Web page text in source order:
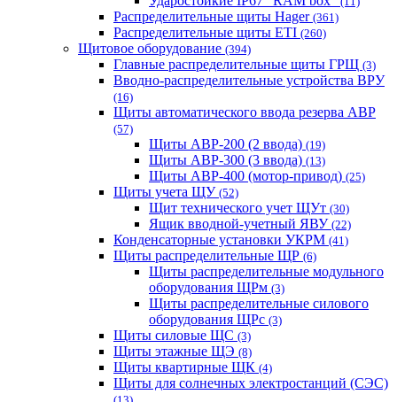
Распределительные щиты Hager (361)
Распределительные щиты ETI (260)
Щитовое оборудование (394)
Главные распределительные щиты ГРЩ (3)
Вводно-распределительные устройства ВРУ
(16)
Щиты автоматического ввода резерва АВР
(57)
Щиты АВР-200 (2 ввода) (19)
Щиты АВР-300 (3 ввода) (13)
Щиты АВР-400 (мотор-привод) (25)
Щиты учета ЩУ (52)
Щит технического учет ЩУт (30)
Ящик вводной-учетный ЯВУ (22)
Конденсаторные установки УКРМ (41)
Щиты распределительные ЩР (6)
Щиты распределительные модульного
оборудования ЩРм (3)
Щиты распределительные силового
оборудования ЩРс (3)
Щиты силовые ЩС (3)
Щиты этажные ЩЭ (8)
Щиты квартирные ЩК (4)
Щиты для солнечных электростанций (СЭС)